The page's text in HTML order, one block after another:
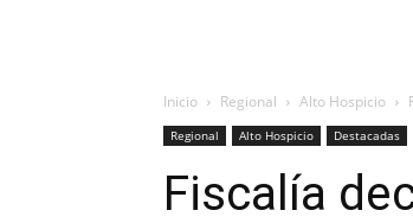
Inicio Regional Alto Hospicio
Regional Alto Hospicio Destacadas
Fiscalía